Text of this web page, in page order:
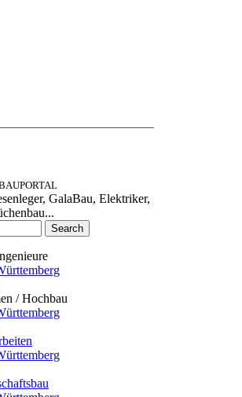
GalaBau, Elektriker,
Search
/ Hochbau